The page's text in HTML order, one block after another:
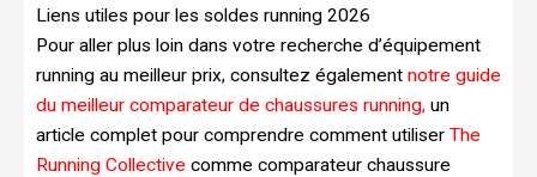
Liens utiles pour les soldes running 2026
Pour aller plus loin dans votre recherche d’équipement
running au meilleur prix, consultez également notre guide
du meilleur comparateur de chaussures running, un
article complet pour comprendre comment utiliser The
Running Collective comme comparateur chaussure